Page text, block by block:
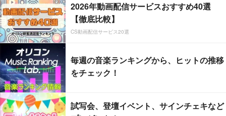
2026年動画配信サービスおすすめ40選
【徹底比較】
CS動画配信サービス20選
毎週の音楽ランキングから、ヒットの推移
をチェック！
試写会、登壇イベント、サインチェキなど